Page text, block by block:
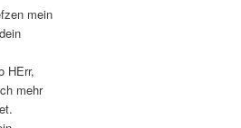
mein
HErr,
mehr